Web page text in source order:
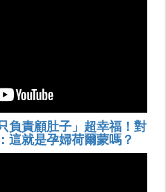
負責顧肚子」超幸福！對
這就是孕婦荷爾蒙嗎？